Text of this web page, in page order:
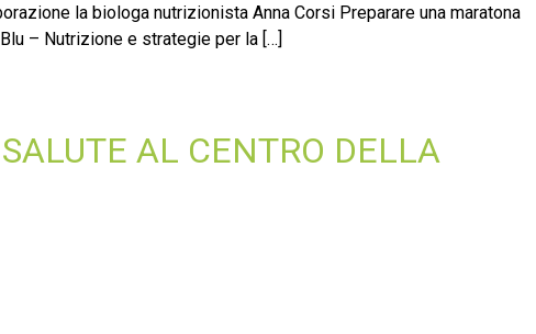
la biologa nutrizionista Anna Corsi Preparare una maratona
– Nutrizione e strategie per la […]
AL CENTRO DELLA